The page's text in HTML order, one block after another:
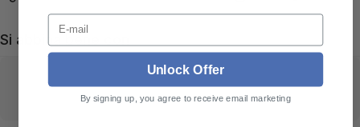
Si abbina bene con
E-mail
Unlock Offer
By signing up, you agree to receive email marketing